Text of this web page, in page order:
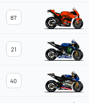
87
21
40